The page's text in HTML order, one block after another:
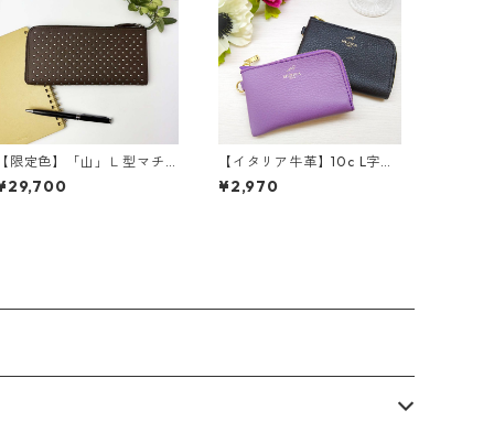
限定色】「山」Ｌ型マチ
き長財布<４色展開> 本
レザーウォレット 革
【イタリア牛革】10c L字型
ミニポーチ<新色追加☆>
本革 牛革 ポーチ カー
¥2,970